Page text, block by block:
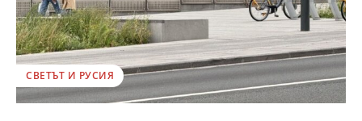
СВЕТЪТ И РУСИЯ